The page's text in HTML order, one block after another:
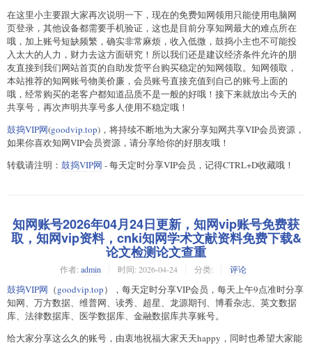
在这里小主要跟大家再次说明一下，现在的免费知网领用只能使用电脑网
页登录，其他设备都需要手机验证，这也是目前分享知网最大的难点所在
哦，加上账号短缺频繁，确实非常麻烦，收入低微，鼓捣小主也不可能投
入太大的人力，财力去这方面研究！所以我们还是建议经济条件允许的朋
友直接到我们网站首页的自助发货平台购买稳定的知网领取。知网领取，
本站推荐的知网账号物美价廉，会员账号直接充值到自己的账号上面的
哦，经常购买的老客户都知道品质不是一般的好哦！接下来就放出今天的
共享号，再次声明共享号多人使用不稳定哦！
鼓捣VIP网(goodvip.top)，将持续不断地为大家分享知网共享VIP会员资源，
如果你喜欢知网VIP会员资源，请分享给你的好朋友哦！
转载请注明： 鼓捣VIP网 - 每天定时分享VIP会员，记得CTRL+D收藏哦！
知网账号2026年04月24日更新，知网vip账号免费获
取，知网vip资料，cnki知网学术文献资料免费下载&
论文检测论文查重
作者: admin 时间: 2026-04-24 分类: 评论
鼓捣VIP网 （goodvip.top），每天定时分享VIP会员，每天上午9点准时分享
知网、万方数据、维普网、读秀、超星、龙源期刊、博看杂志、英文数据
库、法律数据库、医学数据库、金融数据库共享账号。
给大家分享这么久的账号，由衷地祝福大家天天happy，同时也希望大家能